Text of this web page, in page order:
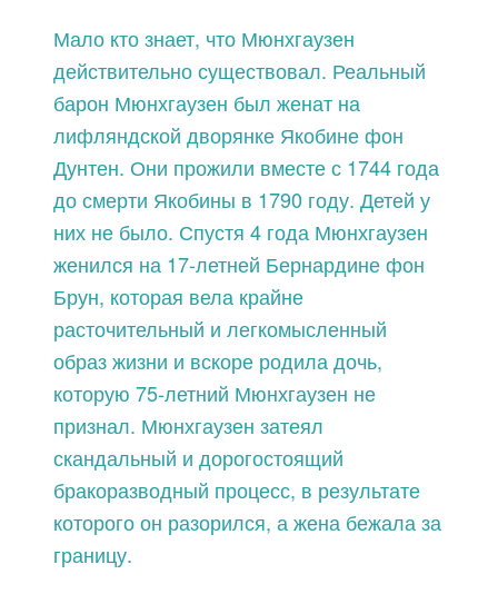
Мало кто знает, что Мюнхгаузен
действительно существовал. Реальный
барон Мюнхгаузен был женат на
лифляндской дворянке Якобине фон
Дунтен. Они прожили вместе с 1744 года
до смерти Якобины в 1790 году. Детей у
них не было. Спустя 4 года Мюнхгаузен
женился на 17-летней Бернардине фон
Брун, которая вела крайне
расточительный и легкомысленный
образ жизни и вскоре родила дочь,
которую 75-летний Мюнхгаузен не
признал. Мюнхгаузен затеял
скандальный и дорогостоящий
бракоразводный процесс, в результате
которого он разорился, а жена бежала за
границу.